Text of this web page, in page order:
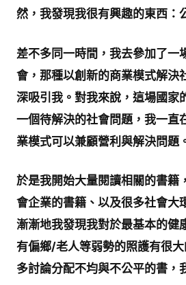
然，我發現我很有興趣的東西：
差不多同一時間，我去參加了一
會，那種以創新的商業模式解決
深吸引我。對我來說，這場國家
一個待解決的社會問題，我一直
業模式可以兼顧營利與解決問題
於是我開始大量閱讀相關的書籍
會企業的書籍、以及很多社會大
漸漸地我發現我對於最基本的健
有偏鄉/老人等弱勢的照護有很
多討論分配不均與不公平的書，